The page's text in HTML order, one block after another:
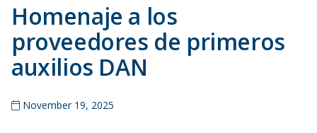
Homenaje a los
proveedores de primeros
auxilios DAN
November 19, 2025